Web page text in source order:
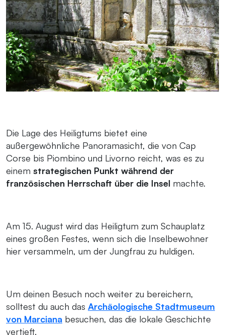
Die Lage des Heiligtums bietet eine
außergewöhnliche Panoramasicht, die von Cap
Corse bis Piombino und Livorno reicht, was es zu
einem strategischen Punkt während der
französischen Herrschaft über die Insel machte.
Am 15. August wird das Heiligtum zum Schauplatz
eines großen Festes, wenn sich die Inselbewohner
hier versammeln, um der Jungfrau zu huldigen.
Um deinen Besuch noch weiter zu bereichern,
solltest du auch das Archäologische Stadtmuseum
von Marciana besuchen, das die lokale Geschichte
vertieft.